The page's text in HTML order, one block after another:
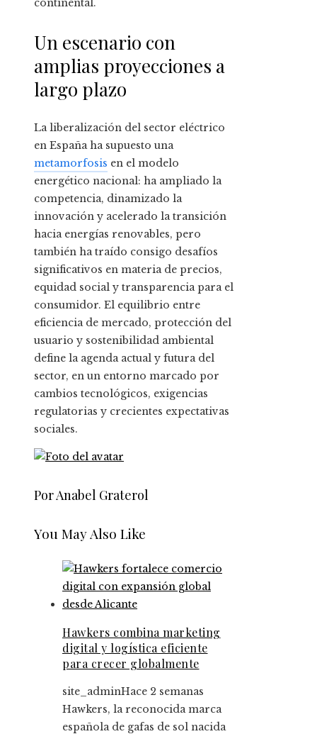
continental.
Un escenario con
amplias proyecciones a
largo plazo
La liberalización del sector eléctrico
en España ha supuesto una
metamorfosis en el modelo
energético nacional: ha ampliado la
competencia, dinamizado la
innovación y acelerado la transición
hacia energías renovables, pero
también ha traído consigo desafíos
significativos en materia de precios,
equidad social y transparencia para el
consumidor. El equilibrio entre
eficiencia de mercado, protección del
usuario y sostenibilidad ambiental
define la agenda actual y futura del
sector, en un entorno marcado por
cambios tecnológicos, exigencias
regulatorias y crecientes expectativas
sociales.
Por Anabel Graterol
You May Also Like
Hawkers combina marketing
digital y logística eficiente
para crecer globalmente
site_adminHace 2 semanas
Hawkers, la reconocida marca
española de gafas de sol nacida